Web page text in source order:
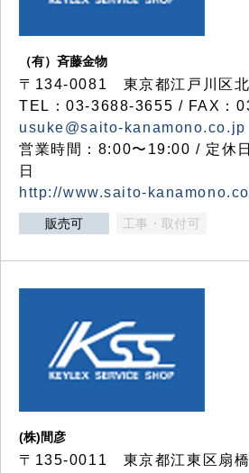
（有）斉藤金物
〒134-0081 東京都江戸川区
TEL：03-3688-3655 / FAX：
usuke@saito-kanamono.co.jp
営業時間：8:00〜19:00 / 定休
日
http://www.saito-
販売可 工事・取付可
(株)間彦
〒135-0011 東京都江東区扇